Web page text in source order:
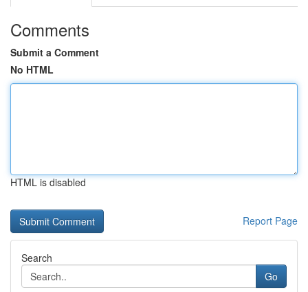
Comments
Submit a Comment
No HTML
HTML is disabled
Report Page
Search
Go